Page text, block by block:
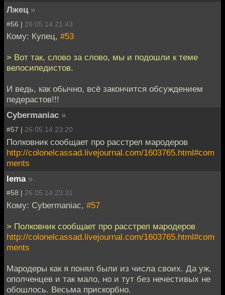
Лжец »
#56 | 26.05.14 21:43
Кому: Купец, #53
> Вот так, слово за слово, мы и подошли к теме
велосипедистов.
И ведь, как обычно, всё закончится обсуждением
педерастов!!!
Cybermaniac »
#57 | 26.05.14 23:20
Полковник сообщает про расстрел мародеров
http://colonelcassad.livejournal.com/1603765.html#com
ments
lema »
#58 | 26.05.14 23:31
Кому: Cybermaniac, #57
> Полковник сообщает про расстрел мародеров
http://colonelcassad.livejournal.com/1603765.html#com
ments
Мародеры как я понял были из числа своих. Да уж,
ополченцев и так мало, но и тут без нечестивых не
обошлось. Весьма прискорбно.